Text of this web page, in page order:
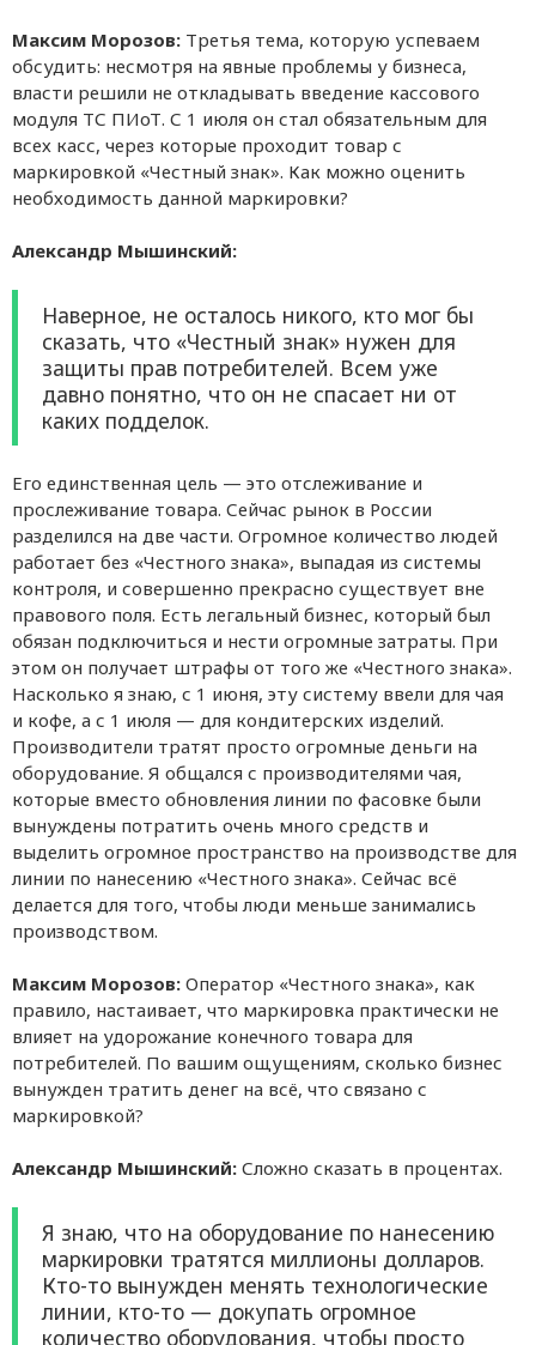
Максим Морозов: Третья тема, которую успеваем
обсудить: несмотря на явные проблемы у бизнеса,
власти решили не откладывать введение кассового
модуля ТС ПИоТ. С 1 июля он стал обязательным для
всех касс, через которые проходит товар с
маркировкой «Честный знак». Как можно оценить
необходимость данной маркировки?
Александр Мышинский:
Наверное, не осталось никого, кто мог бы
сказать, что «Честный знак» нужен для
защиты прав потребителей. Всем уже
давно понятно, что он не спасает ни от
каких подделок.
Его единственная цель — это отслеживание и
прослеживание товара. Сейчас рынок в России
разделился на две части. Огромное количество людей
работает без «Честного знака», выпадая из системы
контроля, и совершенно прекрасно существует вне
правового поля. Есть легальный бизнес, который был
обязан подключиться и нести огромные затраты. При
этом он получает штрафы от того же «Честного знака».
Насколько я знаю, с 1 июня, эту систему ввели для чая
и кофе, а с 1 июля — для кондитерских изделий.
Производители тратят просто огромные деньги на
оборудование. Я общался с производителями чая,
которые вместо обновления линии по фасовке были
вынуждены потратить очень много средств и
выделить огромное пространство на производстве для
линии по нанесению «Честного знака». Сейчас всё
делается для того, чтобы люди меньше занимались
производством.
Максим Морозов: Оператор «Честного знака», как
правило, настаивает, что маркировка практически не
влияет на удорожание конечного товара для
потребителей. По вашим ощущениям, сколько бизнес
вынужден тратить денег на всё, что связано с
маркировкой?
Александр Мышинский: Сложно сказать в процентах.
Я знаю, что на оборудование по нанесению
маркировки тратятся миллионы долларов.
Кто-то вынужден менять технологические
линии, кто-то — докупать огромное
количество оборудования, чтобы просто